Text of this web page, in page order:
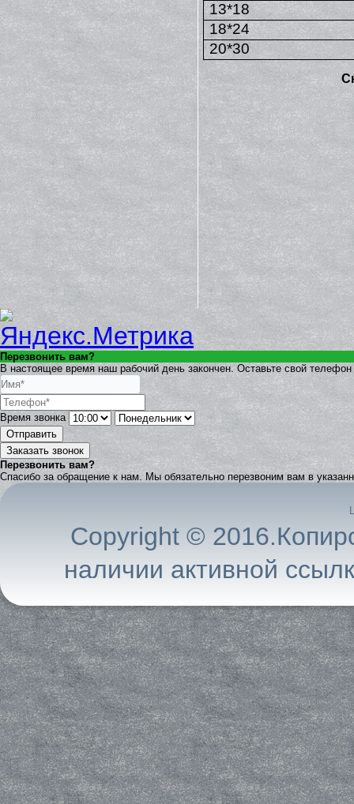
13*18
18*24
20*30
Перезвонить вам?
В настоящее время наш рабочий день закончен. Оставьте свой
Время звонка
Отправить
Заказать звонок
Перезвонить вам?
Спасибо за обращение к нам. Мы обязательно перезвоним вам в
Copyright ©
наличии активной